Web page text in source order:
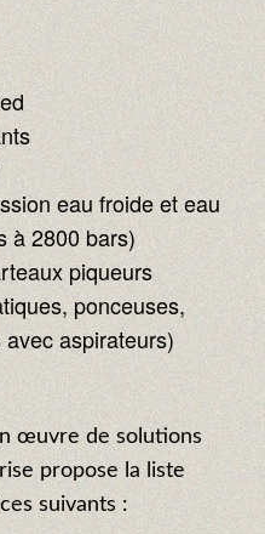
eau froide et eau
à 2800 bars)
piqueurs
ponceuses,
aspirateurs)
œuvre de solutions
propose la liste
suivants :